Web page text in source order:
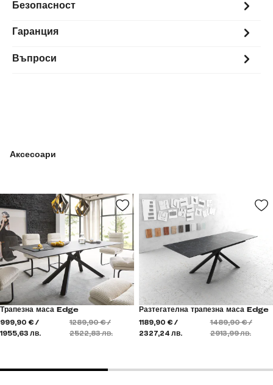
Безопасност
Гаранция
Въпроси
Аксесоари
Трапезна маса Edge
999,90 € /
1955,63 лв.
1289,90 € /
2522,83 лв.
Разтегателна трапезна маса Edge
1189,90 € /
2327,24 лв.
1489,90 € /
2913,99 лв.